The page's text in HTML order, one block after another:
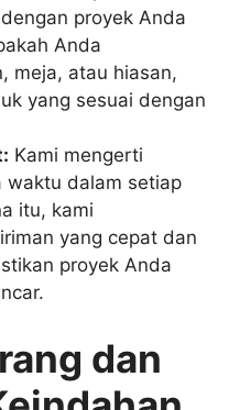
proyek Anda
Anda
meja, atau hiasan,
yang sesuai dengan
Kami mengerti
waktu dalam setiap
itu, kami
yang cepat dan
proyek Anda
dan